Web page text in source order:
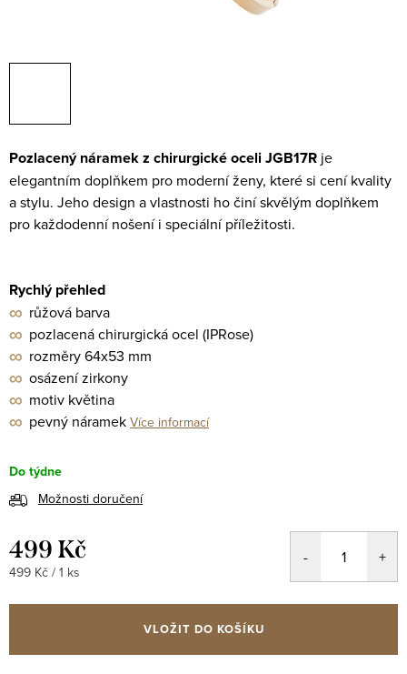
Pozlacený náramek z chirurgické oceli JGB17R je
elegantním doplňkem pro moderní ženy, které si cení kvality
a stylu. Jeho design a vlastnosti ho činí skvělým doplňkem
pro každodenní nošení i speciální příležitosti.
Rychlý přehled
∞ růžová barva
∞ pozlacená chirurgická ocel (IPRose)
∞ rozměry 64x53 mm
∞ osázení zirkony
∞ motiv květina
∞ pevný náramek Více informací
Do týdne
Možnosti doručení
499 Kč
Měrná
499 Kč / 1 ks
VLOŽIT DO KOŠÍKU